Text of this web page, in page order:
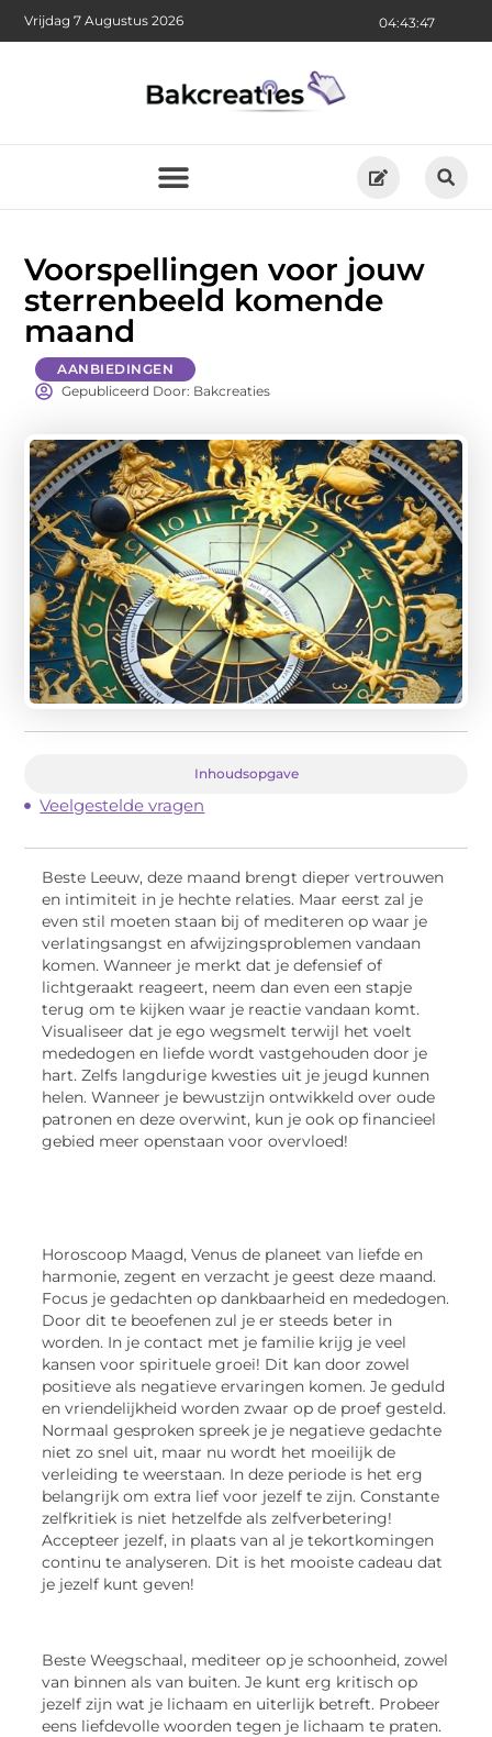
04:43:49
Vrijdag 7 Augustus 2026
Voorspellingen voor jouw
sterrenbeeld komende
maand
AANBIEDINGEN
Gepubliceerd Door: Bakcreaties
Inhoudsopgave
Veelgestelde vragen
Beste Leeuw, deze maand brengt dieper vertrouwen
en intimiteit in je hechte relaties. Maar eerst zal je
even stil moeten staan bij of mediteren op waar je
verlatingsangst en afwijzingsproblemen vandaan
komen. Wanneer je merkt dat je defensief of
lichtgeraakt reageert, neem dan even een stapje
terug om te kijken waar je reactie vandaan komt.
Visualiseer dat je ego wegsmelt terwijl het voelt
mededogen en liefde wordt vastgehouden door je
hart. Zelfs langdurige kwesties uit je jeugd kunnen
helen. Wanneer je bewustzijn ontwikkeld over oude
patronen en deze overwint, kun je ook op financieel
gebied meer openstaan voor overvloed!
Horoscoop Maagd, Venus de planeet van liefde en
harmonie, zegent en verzacht je geest deze maand.
Focus je gedachten op dankbaarheid en mededogen.
Door dit te beoefenen zul je er steeds beter in
worden. In je contact met je familie krijg je veel
kansen voor spirituele groei! Dit kan door zowel
positieve als negatieve ervaringen komen. Je geduld
en vriendelijkheid worden zwaar op de proef gesteld.
Normaal gesproken spreek je je negatieve gedachte
niet zo snel uit, maar nu wordt het moeilijk de
verleiding te weerstaan. In deze periode is het erg
belangrijk om extra lief voor jezelf te zijn. Constante
zelfkritiek is niet hetzelfde als zelfverbetering!
Accepteer jezelf, in plaats van al je tekortkomingen
continu te analyseren. Dit is het mooiste cadeau dat
je jezelf kunt geven!
Beste Weegschaal, mediteer op je schoonheid, zowel
van binnen als van buiten. Je kunt erg kritisch op
jezelf zijn wat je lichaam en uiterlijk betreft. Probeer
eens liefdevolle woorden tegen je lichaam te praten.